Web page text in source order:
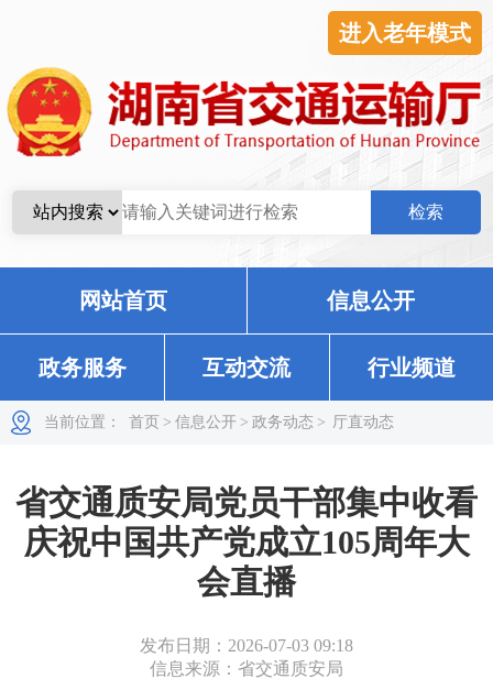
进入老年模式
网站首页 信息公开
政务服务 互动交流 行业频道
当前位置： 首页 > 信息公开 > 政务动态 > 厅直动态
省交通质安局党员干部集中收看
庆祝中国共产党成立105周年大
会直播
发布日期：2026-07-03 09:18
信息来源：省交通质安局